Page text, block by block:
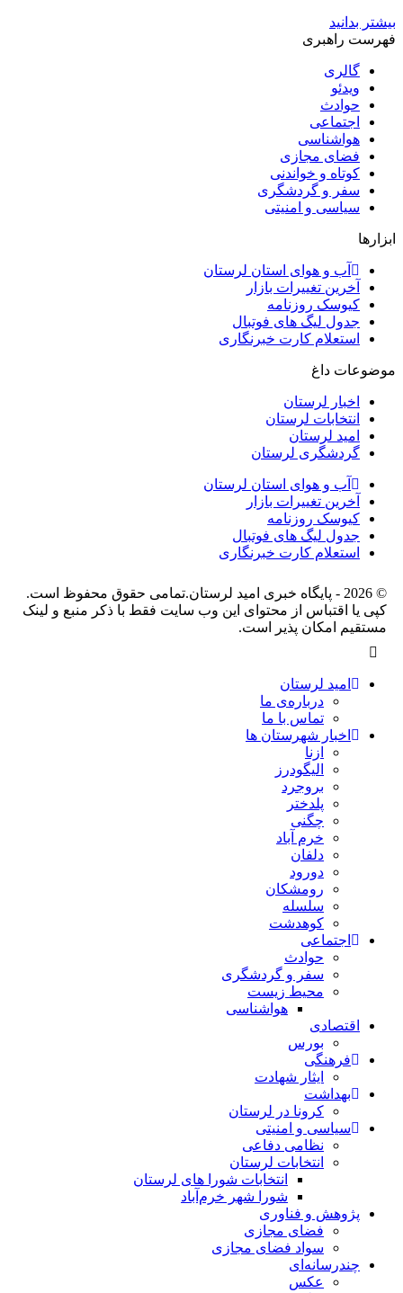
بیشتر بدانید
فهرست راهبری
گالری
ویدئو
حوادث
اجتماعی
هواشناسی
فضای مجازی
کوتاه و خواندنی
سفر و گردشگری
سیاسی و امنیتی
ابزارها
آب و هوای استان لرستان
آخرین تغییرات بازار
کیوسک روزنامه
جدول لیگ های فوتبال
استعلام کارت خبرنگاری
موضوعات داغ
اخبار لرستان
انتخابات لرستان
امید لرستان
گردشگری لرستان
آب و هوای استان لرستان
آخرین تغییرات بازار
کیوسک روزنامه
جدول لیگ های فوتبال
استعلام کارت خبرنگاری
© 2026 - پایگاه خبری اميد لرستان.تمامی حقوق محفوظ است.
کپی یا اقتباس از محتوای این وب سایت فقط با ذکر منبع و لینک
مستقیم امکان پذیر است.
امید لرستان
درباره‌ی ما
تماس با ما
اخبار شهرستان ها
ازنا
الیگودرز
بروجرد
پلدختر
چگنی
خرم آباد
دلفان
دورود
رومشکان
سلسله
کوهدشت
اجتماعی
حوادث
سفر و گردشگری
محیط زیست
هواشناسی
اقتصادی
بورس
فرهنگی
ایثار شهادت
بهداشت
کرونا در لرستان
سیاسی و امنیتی
نظامی دفاعی
انتخابات لرستان
انتخابات شورا های لرستان
شورا شهر خرم‌آباد
پژوهش و فناوری
فضای مجازی
سواد فضای مجازی
چندرسانه‌ای
عكس